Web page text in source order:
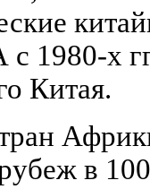
1980-х
Китая.
в